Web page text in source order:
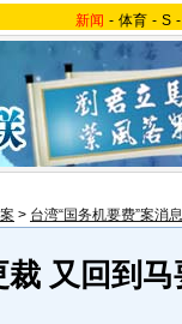
新闻 - 体育 - S -
> 台湾“国务机要费”案消息
又回到